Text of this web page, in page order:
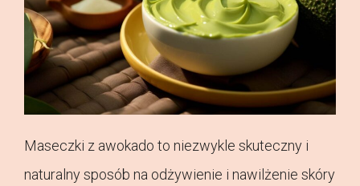
Maseczki z awokado to niezwykle skuteczny i
naturalny sposób na odżywienie i nawilżenie skóry